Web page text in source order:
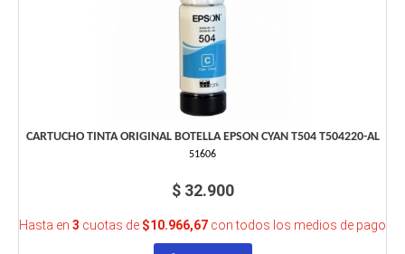
CARTUCHO TINTA ORIGINAL BOTELLA EPSON CYAN T504 T504220-AL
51606
$ 32.900
Hasta en 3 cuotas de $10.966,67 con todos los medios de pago